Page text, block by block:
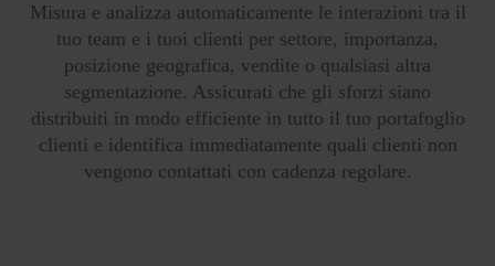
Misura e analizza automaticamente le interazioni tra il
tuo team e i tuoi clienti per settore, importanza,
posizione geografica, vendite o qualsiasi altra
segmentazione. Assicurati che gli sforzi siano
distribuiti in modo efficiente in tutto il tuo portafoglio
clienti e identifica immediatamente quali clienti non
vengono contattati con cadenza regolare.